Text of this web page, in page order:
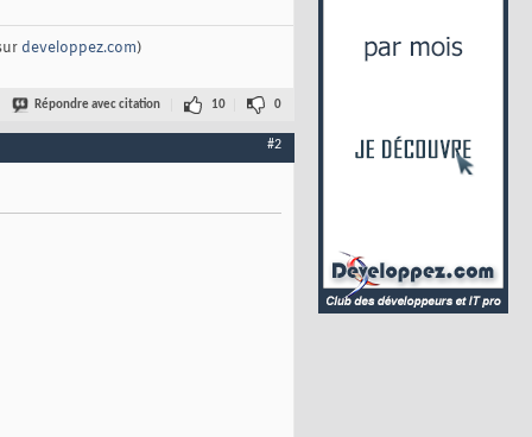
developpez.com)
Répondre avec citation 10 0
#2